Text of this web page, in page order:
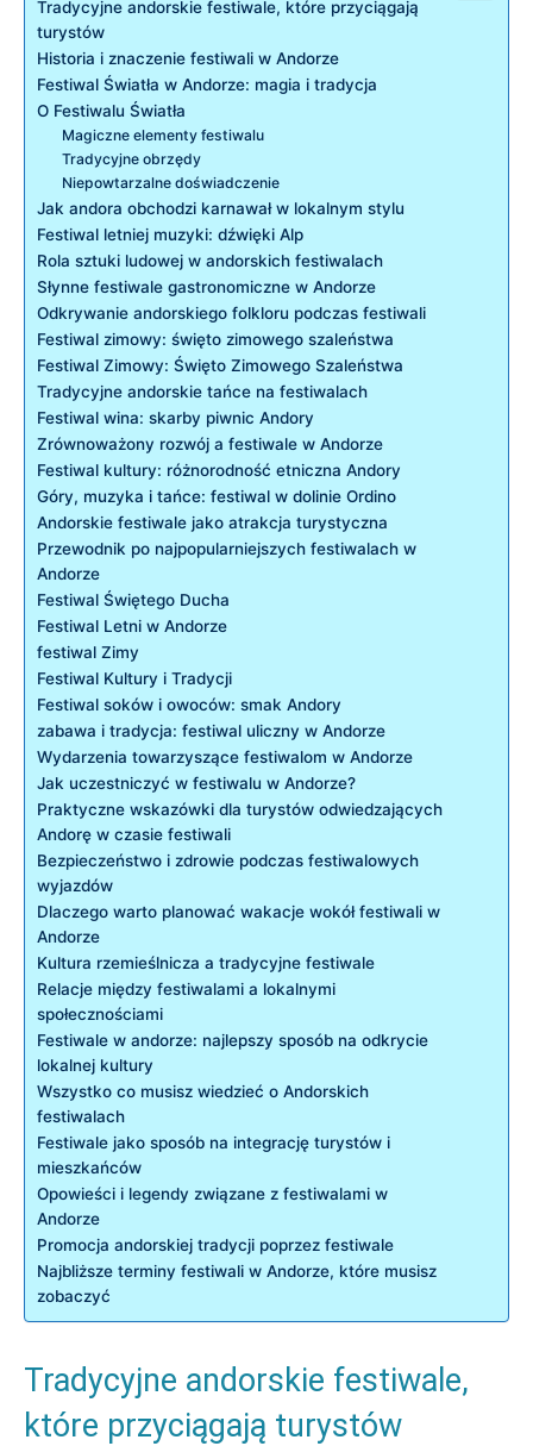
Tradycyjne⁤ andorskie festiwale,‌ które przyciągają
turystów
Historia⁢ i znaczenie⁣ festiwali w Andorze
Festiwal Światła w Andorze: magia i tradycja
O Festiwalu Światła
Magiczne elementy festiwalu
Tradycyjne obrzędy
Niepowtarzalne‍ doświadczenie
Jak andora ‍obchodzi karnawał ⁤w‌ lokalnym stylu
Festiwal⁤ letniej muzyki: ‌dźwięki Alp
Rola⁣ sztuki ludowej w andorskich festiwalach
Słynne festiwale gastronomiczne ‍w⁢ Andorze
Odkrywanie andorskiego folkloru podczas festiwali
Festiwal zimowy:‍ święto zimowego szaleństwa
Festiwal Zimowy:​ Święto Zimowego Szaleństwa
Tradycyjne andorskie ‌tańce na festiwalach
Festiwal wina: skarby piwnic Andory
Zrównoważony rozwój a festiwale w ​Andorze
Festiwal kultury: ‍różnorodność etniczna Andory
Góry, muzyka⁣ i‌ tańce: festiwal w dolinie‍ Ordino
Andorskie​ festiwale jako atrakcja ‌turystyczna
Przewodnik po najpopularniejszych‌ festiwalach ​w
Andorze
Festiwal⁢ Świętego Ducha
Festiwal Letni w Andorze
festiwal Zimy
Festiwal Kultury⁤ i Tradycji
Festiwal soków i owoców: smak ⁢Andory
zabawa i​ tradycja: festiwal uliczny w Andorze
Wydarzenia towarzyszące festiwalom w Andorze
Jak uczestniczyć w festiwalu⁤ w Andorze?
Praktyczne wskazówki dla ⁢turystów odwiedzających
Andorę w czasie festiwali
Bezpieczeństwo ‌i zdrowie podczas festiwalowych ​
wyjazdów
Dlaczego warto ⁣planować wakacje wokół festiwali w
Andorze
Kultura rzemieślnicza a tradycyjne festiwale
Relacje między festiwalami a lokalnymi
społecznościami
Festiwale ‌w ⁤andorze: ‍najlepszy sposób na odkrycie
lokalnej kultury
Wszystko ⁢co musisz wiedzieć ‌o Andorskich
festiwalach
Festiwale jako sposób⁣ na integrację ​turystów i
‍mieszkańców
Opowieści‍ i legendy związane z festiwalami w
Andorze
Promocja andorskiej tradycji​ poprzez festiwale
Najbliższe terminy festiwali w⁢ Andorze, które musisz
zobaczyć
Tradycyjne⁤ andorskie festiwale,‌
które przyciągają turystów